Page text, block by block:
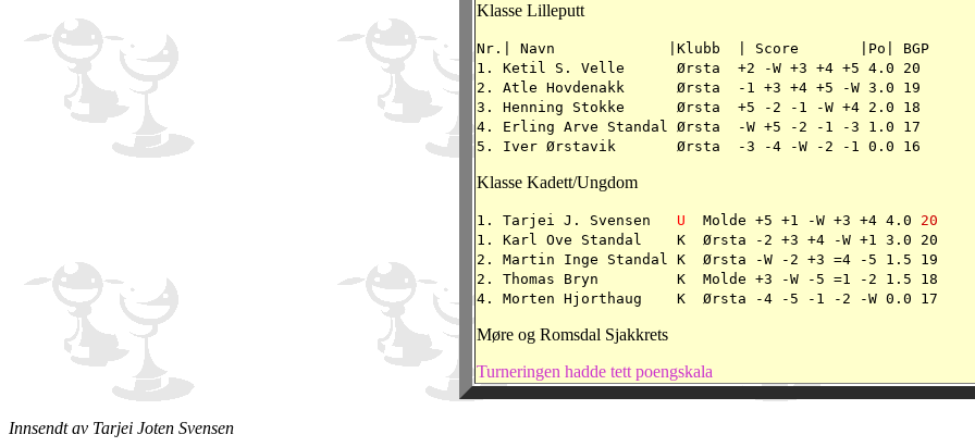
Klasse Lilleputt
Nr.| Navn |Klubb | Score |Po| BGP
1. Ketil S. Velle Ørsta +2 -W +3 +4 +5 4.0 20
2. Atle Hovdenakk Ørsta -1 +3 +4 +5 -W 3.0 19
3. Henning Stokke Ørsta +5 -2 -1 -W +4 2.0 18
4. Erling Arve Standal Ørsta -W +5 -2 -1 -3 1.0 17
5. Iver Ørstavik Ørsta -3 -4 -W -2 -1 0.0 16
Klasse Kadett/Ungdom
1. Tarjei J. Svensen U Molde +5 +1 -W +3 +4 4.0 20
1. Karl Ove Standal K Ørsta -2 +3 +4 -W +1 3.0 20
2. Martin Inge Standal K Ørsta -W -2 +3 =4 -5 1.5 19
2. Thomas Bryn K Molde +3 -W -5 =1 -2 1.5 18
4. Morten Hjorthaug K Ørsta -4 -5 -1 -2 -W 0.0 17
Møre og Romsdal Sjakkrets
Turneringen hadde tett poengskala
Innsendt av Tarjei Joten Svensen